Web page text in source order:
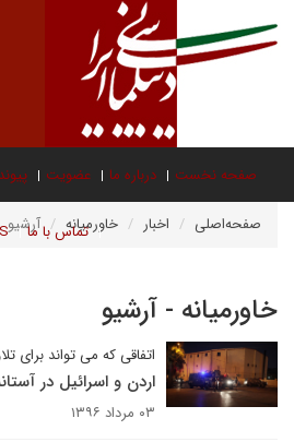
صفحه نخست درباره ما عضویت
تماس با ما صفحه‌اصلی اخبار خاورمیانه آرشیو
خاورمیانه - آرشیو
اتفاقی که می تواند برای
اردن و اسرائیل در
۰۳ مرداد ۱۳۹۶